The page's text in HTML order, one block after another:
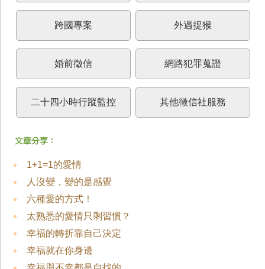
跨國專案 外遇捉猴
婚前徵信 網路犯罪蒐證
二十四小時行蹤監控 其他徵信社服務
1+1=1的愛情
人沒變，變的是感覺
六種愛的方式！
太熟悉的愛情只剩習慣？
幸福的轉折靠自己決定
幸福就在你身邊